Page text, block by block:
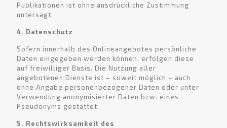
Publikationen ist ohne ausdrückliche Zustimmung
untersagt.
4. Datenschutz
Sofern innerhalb des Onlineangebotes persönliche
Daten eingegeben werden können, erfolgen diese
auf freiwilliger Basis. Die Nutzung aller
angebotenen Dienste ist – soweit möglich – auch
ohne Angabe personenbezogener Daten oder unter
Verwendung anonymisierter Daten bzw. eines
Pseudonyms gestattet.
5. Rechtswirksamkeit des